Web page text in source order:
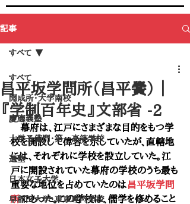
記事
すべて
開成所・大学南校
慶應義塾
大学予備門・第一高等学校
適塾
日本女子大学
早稲田大学・東京専門学校
すべて
昌平坂学問所（昌平黌） ｜ ​
『学制百年史』文部省 -2
幕府は、江戸にさまざまな目的をもつ学
校を開設して偉容を示していたが、直轄地
には、それぞれに学校を設立していた。江
戸に開設されていた幕府の学校のうち最も
重要な地位を占めていたのは昌平坂学問
所であった。この学校は、儒学を修めること